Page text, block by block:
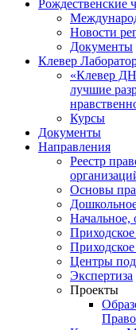
Рождественские
Новости
Документы
Клевер
«Клевер
лучшие
Курсы
Документы
Направления
Реестр
Основы
Начальное,
Центры
Экспертиза
Проекты